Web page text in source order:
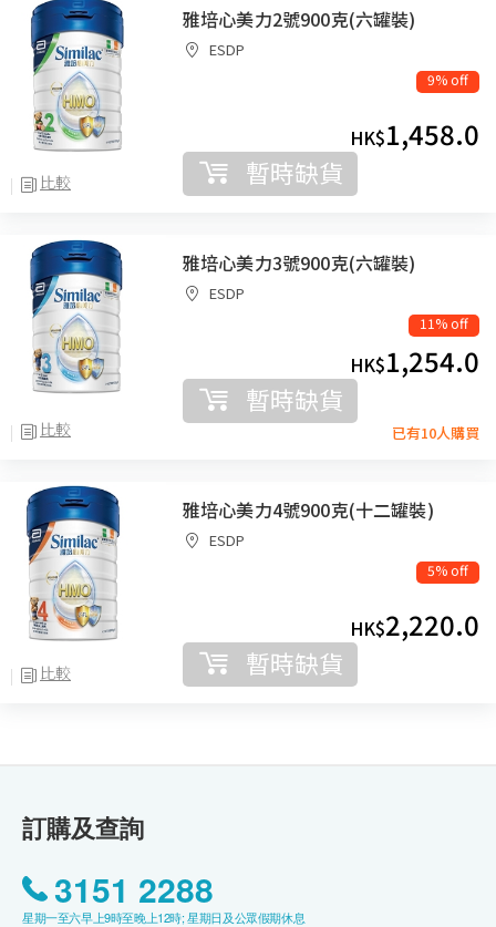
比較
雅培心美力2號900克(六罐裝)
ESDP
9% off
HK$1,458.0
暫時缺貨
比較
雅培心美力3號900克(六罐裝)
ESDP
11% off
HK$1,254.0
暫時缺貨
已有10人購買
比較
雅培心美力4號900克(十二罐裝)
ESDP
5% off
HK$2,220.0
暫時缺貨
訂購及查詢
3151 2288
星期一至六早上9時至晚上12時; 星期日及公眾假期休息